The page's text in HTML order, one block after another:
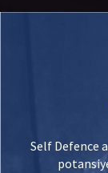
Self Defence